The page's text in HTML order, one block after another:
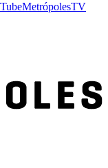
MetrópolesTV